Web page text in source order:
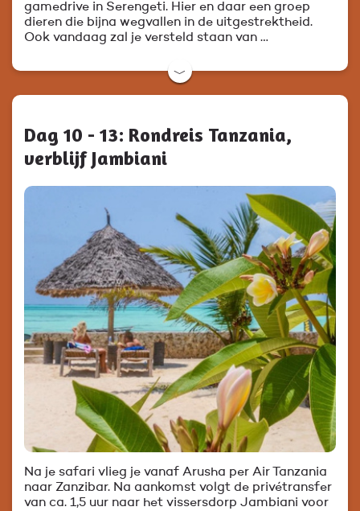
gamedrive in Serengeti. Hier en daar een groep
dieren die bijna wegvallen in de uitgestrektheid.
Ook vandaag zal je versteld staan van …
﹀
Dag 10 - 13: Rondreis Tanzania,
verblijf Jambiani
Na je safari vlieg je vanaf Arusha per Air Tanzania
naar Zanzibar. Na aankomst volgt de privétransfer
van ca. 1,5 uur naar het vissersdorp Jambiani voor